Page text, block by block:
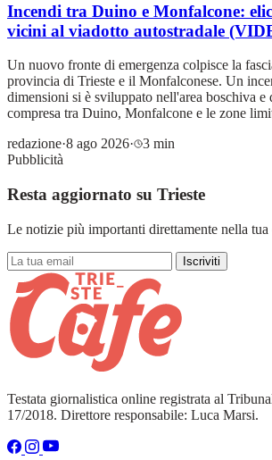
Incendi tra Duino e Monfalcone:
vicini al viadotto autostradale
Un nuovo fronte di emergenza colpisce la
provincia di Trieste e il Monfalconese. Un
dimensioni si è sviluppato nell'area boschiva e
compresa tra Duino, Monfalcone e le zone
redazione·8 ago 2026·
3 min
Pubblicità
Resta aggiornato su Trieste
Le notizie più importanti direttamente nella tua
Iscriviti
Testata giornalistica online registrata al
17/2018. Direttore responsabile: Luca Marsi.